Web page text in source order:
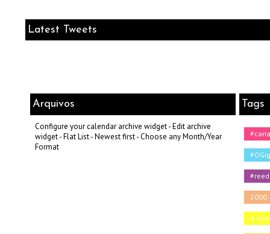
Latest Tweets
Arquivos
Configure your calendar archive widget - Edit archive
widget - Flat List - Newest first - Choose any Month/Year
Format
Tags
2000
A